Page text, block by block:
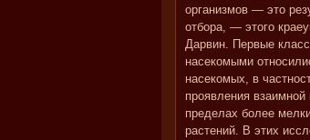
организмов — это
отбора, — этого
Дарвин. Первые
насекомыми
насекомых, в
проявления
пределах более
растений. В этих